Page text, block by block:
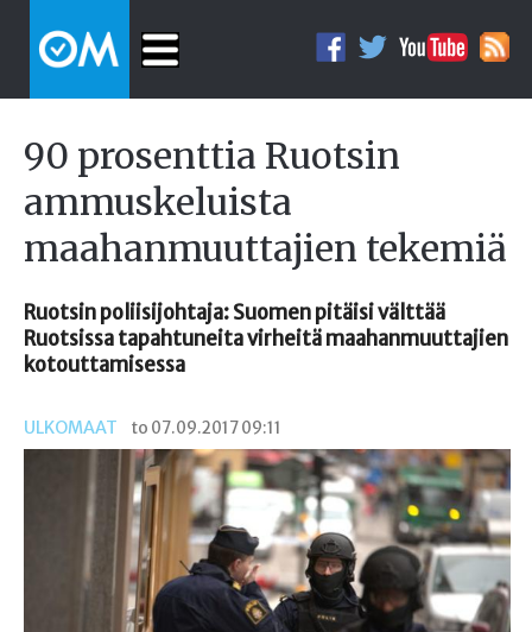
90 prosenttia Ruotsin
ammuskeluista
maahanmuuttajien tekemiä
Ruotsin poliisijohtaja: Suomen pitäisi välttää
Ruotsissa tapahtuneita virheitä maahanmuuttajien
kotouttamisessa
ULKOMAAT to 07.09.2017 09:11